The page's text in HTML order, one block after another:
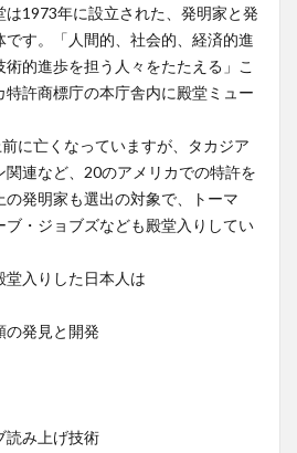
は1973年に設立された、発明家と発
す。「人間的、社会的、経済的進
的進歩を担う人々をたたえる」こ
特許商標庁の本庁舎内に殿堂ミュー
に亡くなっていますが、タカジア
関連など、20のアメリカでの特許を
発明家も選出の対象で、トーマ
ブ・ジョブズなども殿堂入りしてい
入りした日本人は
発見と開発
み上げ技術